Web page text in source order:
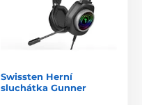
Swissten Herní
sluchátka Gunner